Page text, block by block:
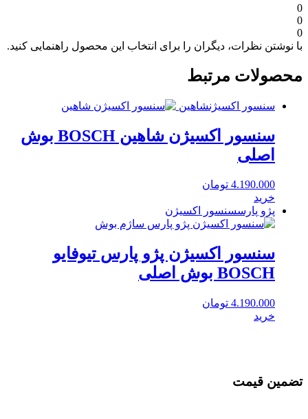
0
0
0
با نوشتن نظرات، دیگران را برای انتخاب این محصول راهنمایی کنید.
محصولات مرتبط
سنسور اکسیژنشاهین
سنسور اکسیژن شاهین BOSCH بوش
اصلی
4.190.000 تومان
خرید
پژو پارسسنسور اکسیژن
سنسور اکسیژن پژو پارس تیوفایو
BOSCH بوش اصلی
4.190.000 تومان
خرید
تضمین قیمت